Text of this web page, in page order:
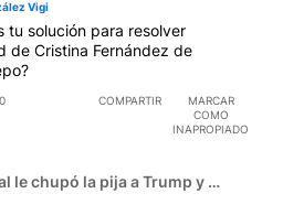
Vigi
tu solución para resolver
de Cristina Fernández de
0 COMPARTIR
MARCAR
COMO
INAPROPIADO
mental le chupó la pija a
le chupó la pija a Trump y el